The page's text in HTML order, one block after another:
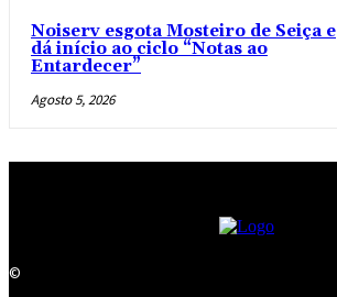
Noiserv esgota Mosteiro de Seiça e
dá início ao ciclo “Notas ao
Entardecer”
Agosto 5, 2026
©